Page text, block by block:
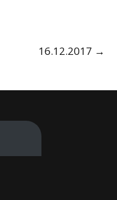
16.12.2017 →